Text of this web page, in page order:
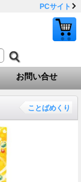
PCサイト
お問い合せ
ことばめくり